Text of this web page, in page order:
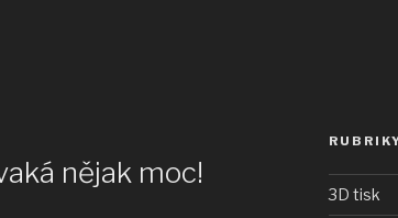
nějak moc!
3D tisk